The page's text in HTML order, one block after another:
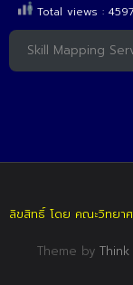
Total views :
Skill Mapping
ลิขสิทธิ์ โดย คณะวิทยา
Theme by